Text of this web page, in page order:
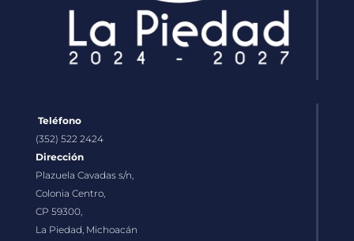
Teléfono
(352) 522 2424
Dirección
Plazuela Cavadas s/n,
Colonia Centro,
CP 59300,
La Piedad, Michoacán